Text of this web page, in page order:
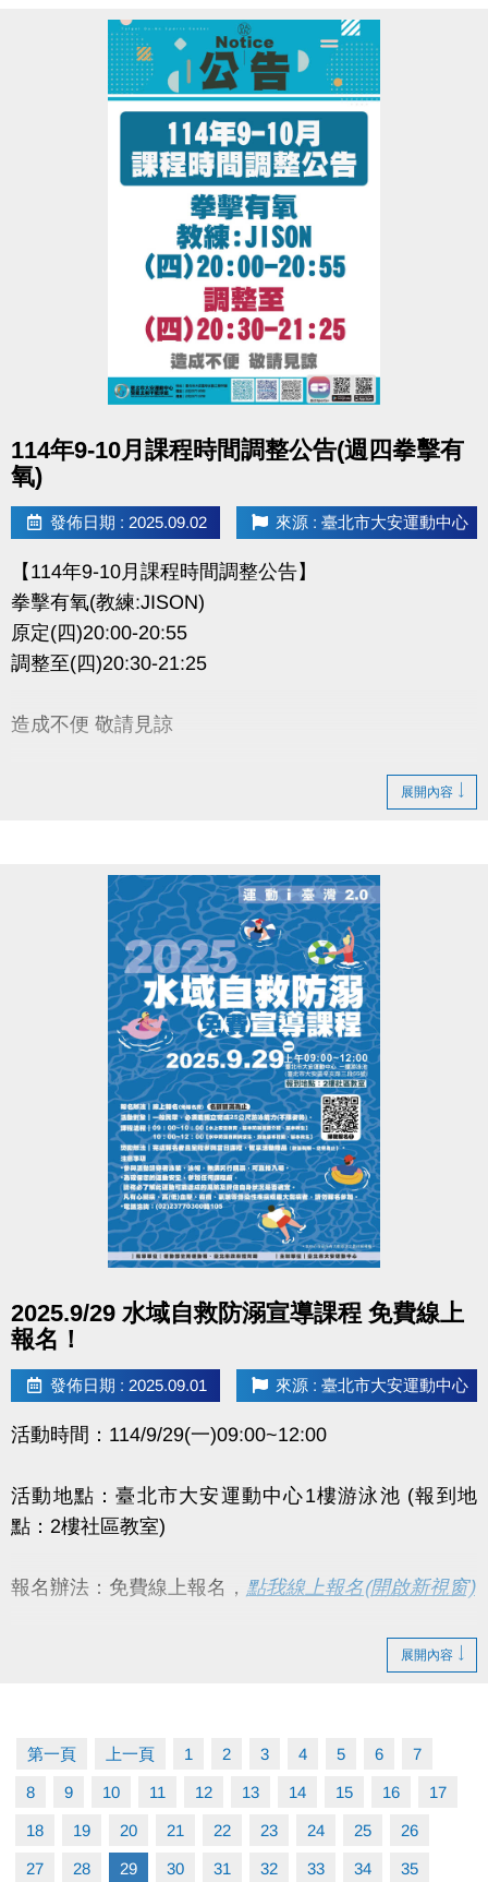
※06:00-22:00營運時間內，請至B1泳池櫃台或三樓體
適能櫃台領券，即可免費進場。
※泳池容留人數250人，體適能容留人數80人，達人數
上限即停止入場，採一進一出管理，請排隊依序等
※體適能使用須滿16歲(含)以上，進場請遵守泳池、體
適能場館管理規範，違者恕不得入場。
※體適能每人每次進場限時1小時，超過使用時間請出
場後重新排隊，如逾期未出場重排，將依場館規定補
114年9-10月課程時間調整公告(週四拳擊有
氧)
發佈日期 : 2025.09.02 來源 : 臺北市大安運動中心
【114年9-10月課程時間調整公告】
拳擊有氧(教練:JISON)
原定(四)20:00-20:55
調整至(四)20:30-21:25
造成不便 敬請見諒
展開內容
2025.9/29 水域自救防溺宣導課程 免費線上
報名！
發佈日期 : 2025.09.01 來源 : 臺北市大安運動中心
活動時間：114/9/29(一)09:00~12:00
活動地點：臺北市大安運動中心1樓游泳池 (報到地
點：2樓社區教室)
報名辦法：免費線上報名， 點我線上報名(開啟新視窗)
活動對象：一般民眾，#必須能獨立完成25公尺游泳能
課程流程：
紹、基本救生）
10:00~12:00（水中防溺自救與求生、游泳基本
技能、基本救生）
展開內容
第一頁 上一頁 1 2 3 4 5 6 7
8 9 10 11 12 13 14 15 16 17
18 19 20 21 22 23 24 25 26
27 28 29 30 31 32 33 34 35